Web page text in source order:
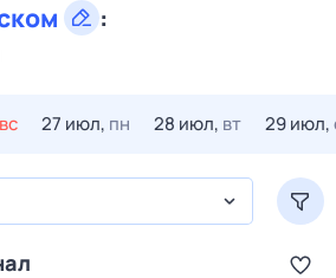
:
вс 27 июл, пн 28 июл, вт 29 июл,